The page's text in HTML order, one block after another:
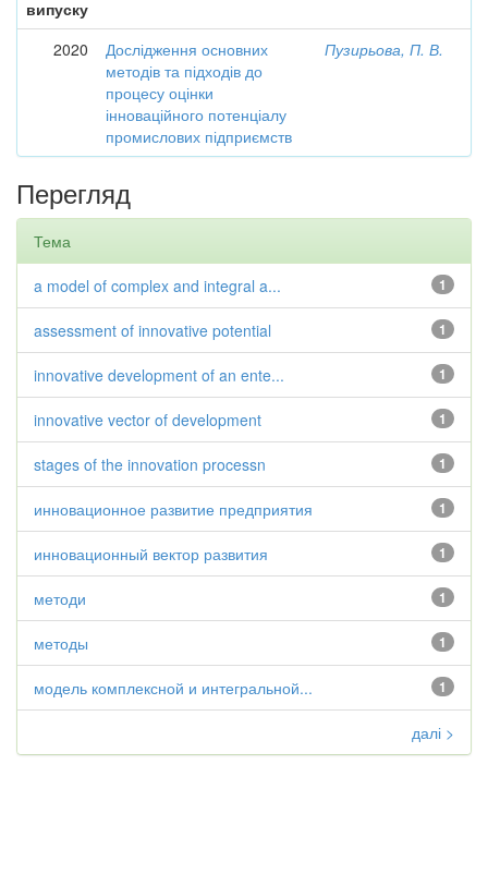
випуску
2020
Дослідження основних
методів та підходів до
процесу оцінки
інноваційного потенціалу
промислових підприємств
Пузирьова, П. В.
Перегляд
Тема
1
a model of complex and integral a...
1
assessment of innovative potential
1
innovative development of an ente...
1
innovative vector of development
1
stages of the innovation processn
1
инновационное развитие предприятия
1
инновационный вектор развития
1
методи
1
методы
1
модель комплексной и интегральной...
далі >